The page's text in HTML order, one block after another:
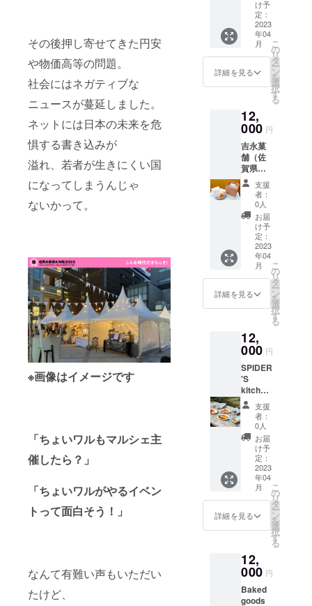
その後押し寄せてきた円安
や物価高等の問題。
社会にはネガティブな
ニュースが蔓延しました。
ネットには日本の未来を危
惧する書き込みが
溢れ、若者が生きにくい国
になってしまうんじゃ
ないかって。
※画像はイメージです
「ちょいワルもマルシェ主
催したら？」
「ちょいワルがやるイベン
トって面白そう！」
なんて有難い声もいただい
たけど、
たしま
す！
豆）、
白味
噌、本
みりん
【燻製
（ス
モーク
ズ）】
ナチュ
ラル
チーズ
（国
産）、
乳化剤
（乳）
【燻製
チーズ
（ペッ
パー
チー
ズ）】
ナチュ
ラル
チーズ
（国
産）、
トペッ
パー、
乳化剤
（乳）
【燻製
ピスタ
チオ
ナッ
ツ】ピ
スタチ
オナッ
ツ（ア
メリカ
産）、
食塩
本製造
所では
乳、
卵、落
小麦、
大豆、
ごま、
くる
み、カ
今回リ
ターン
でご用
意した
ランク
を使用
グ。何
も付け
なくて
も美味
しい、
口の中
で溶け
てしま
うほど
の柔ら
かいハ
ンバー
グで
す。冷
凍での
となり
ます。
熱して
調理し
てくだ
さい。
麦、
ショー
トニン
グ）、
酒、ご
みり
ん、生
ラー
ド、
塩、
麹、ニ
ンニ
ク、香
辛料/
イース
ト、膨
張剤
【ギョ
ウザ
ドッ
グ】小
製
造）、
ミンチ
（国
産）、
ニラ、
砂糖、
醤油
（大豆
を含
む）、
パン粉
（小
麦・
ショー
トニン
グ）、
油、
ラー
姜、
塩、
麹、ニ
ンニ
ク、か
光、高
温多湿
を避け
て保存
してく
ださい
●賞味期
原材
料：
【イン
ド七味
唐辛
子】
レッド
チリ
（イン
ド
産）、
クミ
ン、黒
胡椒、
シナモ
ルダモ
ン、ク
ツメグ
【イン
ド七味
唐辛子
（ハバ
ネロ入
り）】
レッド
チリ
（イン
産）、
ハバネ
ロ、ク
椒、シ
ナモ
ン、ク
ロー
ブ、ナ
ツメグ
画）作
品の画
像はイ
メージ
です。
全く同
じもの
デザイ
ンの作
をお届
けいた
しま
す。
【出店
者紹
介】“春
のよう
なあた
たかさ
をあな
たに”を
コンセ
プトに
してい
ます。
ワー作
品には
花言葉
が『幸
福』の
かすみ
草を必
ずとり
いれて
ます。
お手に
とって
ける方
が幸せ
なって
もらえ
ますよ
うに…
nstagra
m.com/
owl.am
15/ ●名
称：出
没カメ
ラスタ
法：ど
こで
も、い
つでも
固定式
カメラ
スタン
ドとし
てご使
用でき
ます！
画像で
使用例
をご確
認くだ
さい。
◆ディ
ひな壇
◆POP
ド◆ス
マホ置
きの３
点セッ
トで
す。
【出店
者紹
介】出
没！
OWL.G
O（移動
販売
車）
楽しめ
る場所
をして
け予
定：
2023
年04
月
詳細を見る
こ
の
リ
タ
ー
ン
を
選
択
す
る
12,
000 円
吉永菓
舗（佐
賀県）
https://i
nstagra
m.com/
sweet_
_yoshi/
●名称：
金柑
ボーロ
●内容
量：10
個入り×
３箱 ●
射日光
を避
け、涼
しい所
で保管
してく
ださい
●賞味期
限：製
造から
７日 ●
原材
料：小
麦粉、
砂糖、
卵、金
柑、は
曹 【出
店者紹
元有田
町でお
支援
者：
0人
お届
け予
定：
2023
年04
月
詳細を見る
こ
の
リ
タ
ー
ン
を
選
択
す
る
12,
000 円
SPIDER
'S
kitchen
（福
岡）
https://i
nstagra
m.com/
spiders
_kitche
称：オ
ムライ
ス交換
クーポ
オムラ
イスと
交換で
きる
クーポ
支援
者：
0人
お届
け予
定：
2023
年04
月
詳細を見る
こ
の
リ
タ
ー
ン
を
選
択
す
る
12,
000 円
Baked
goods